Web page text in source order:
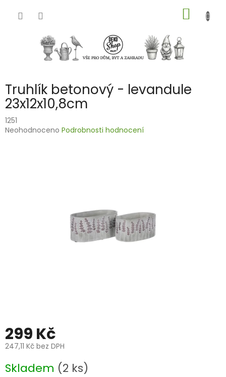
KOŠÍK
Truhlík betonový - levandule
23x12x10,8cm
1251
Průměrné
Neohodnoceno Podrobnosti hodnocení
299 Kč
247,11 Kč bez DPH
cena:
Skladem (2 ks)